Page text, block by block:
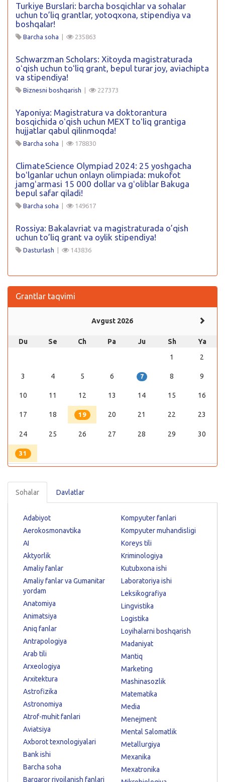
Turkiye Burslari: barcha bosqichlar va sohalar
uchun to’liq grantlar, yotoqxona, stipendiya va
boshqalar!
Barcha soha | 235863
Schwarzman Scholars: Xitoyda magistraturada
oʻqish uchun toʻliq grant, bepul turar joy, aviachipta
va stipendiya!
Biznesni boshqarish | 227373
Yaponiya: Magistratura va doktorantura
bosqichida oʻqish uchun MEXT toʻliq grantiga
hujjatlar qabul qilinmoqda!
Barcha soha | 178830
ClimateScience Olympiad 2024: 25 yoshgacha
boʻlganlar uchun onlayn olimpiada: mukofot
jamgʻarmasi 15 000 dollar va gʻoliblar Bakuga
bepul safar qiladi!
Barcha soha | 149617
Rossiya: Bakalavriat va magistraturada o’qish
uchun to’liq grant va oylik stipendiya!
Dasturlash | 143836
Grantlar taqvimi
Avgust 2026
Du Se Ch Pa Ju Sh
Ya
1
2
3 4 5 6 7 8 9
10 11 12 13 14 15 16
17 18 19 20 21 22 23
24 25 26 27 28 29 30
31
Sohalar Davlatlar
Adabiyot
Aerokosmonavtika
AI
Aktyorlik
Amaliy fanlar
Amaliy fanlar va Gumanitar
yordam
Anatomiya
Animatsiya
Aniq fanlar
Antrapologiya
Arab tili
Arxeologiya
Arxitektura
Astrofizika
Astronomiya
Atrof-muhit fanlari
Aviatsiya
Axborot texnologiyalari
Bank ishi
Barcha soha
Barqaror rivojlanish fanlari
Kompyuter fanlari
Kompyuter muhandisligi
Koreys tili
Kriminologiya
Kutubxona ishi
Laboratoriya ishi
Leksikografiya
Lingvistika
Logistika
Loyihalarni boshqarish
Madaniyat
Mantiq
Marketing
Mashinasozlik
Matematika
Media
Menejment
Mental Salomatlik
Metallurgiya
Mexanika
Mexatronika